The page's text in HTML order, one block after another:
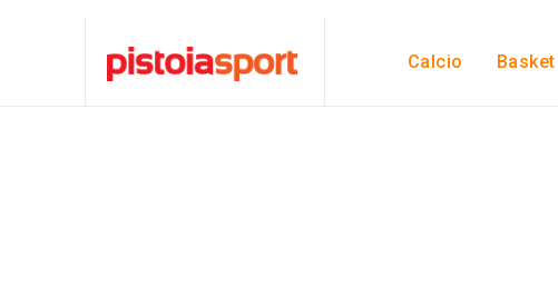
Calcio Basket